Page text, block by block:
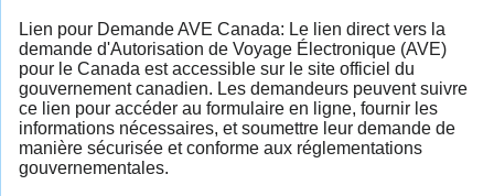
Lien pour Demande AVE Canada: Le lien direct vers la
demande d'Autorisation de Voyage Électronique (AVE)
pour le Canada est accessible sur le site officiel du
gouvernement canadien. Les demandeurs peuvent suivre
ce lien pour accéder au formulaire en ligne, fournir les
informations nécessaires, et soumettre leur demande de
manière sécurisée et conforme aux réglementations
gouvernementales.